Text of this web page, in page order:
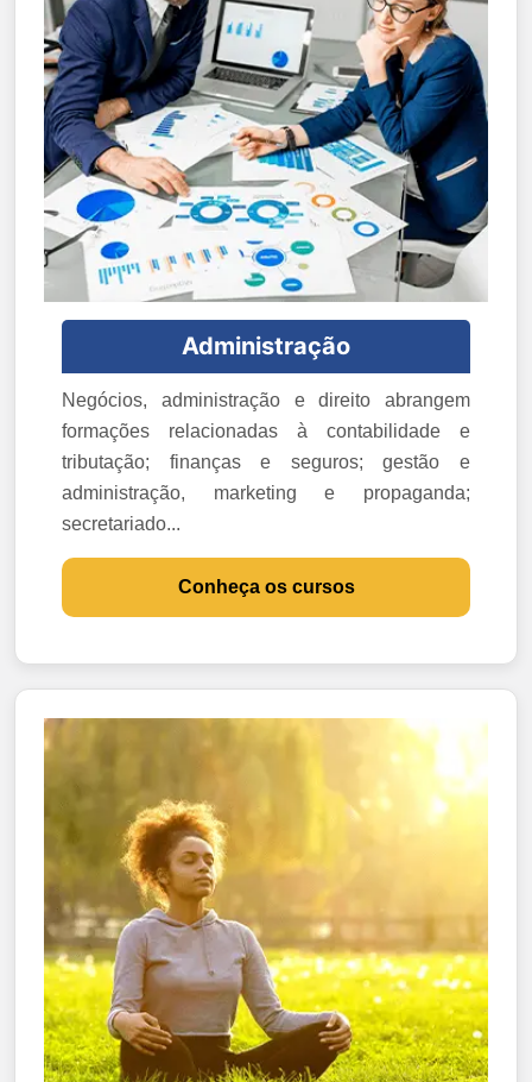
Administração
Negócios, administração e direito abrangem
formações relacionadas à contabilidade e
tributação; finanças e seguros; gestão e
administração, marketing e propaganda;
secretariado...
Conheça os cursos